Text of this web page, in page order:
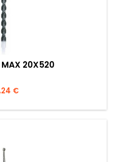
MAX 20X520
€